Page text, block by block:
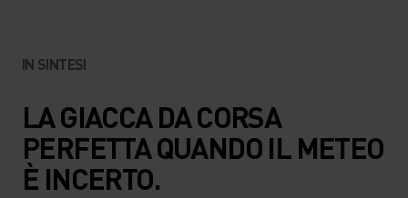
IN SINTESI
LA GIACCA DA CORSA
PERFETTA QUANDO IL METEO
È INCERTO.